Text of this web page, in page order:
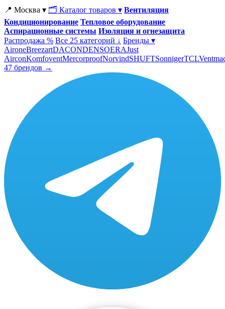
📍 Москва ▾ 🗂 Каталог товаров ▾ Вентиляция
Кондиционирование Тепловое оборудование
Аспирационные системы Изоляция и огнезащита
Распродажа % Все 25 категорий ↓ Бренды ▾
AironeBreezartDACONDENSOERAJust
AirconKomfoventMercorproofNorvindSHUFTSonnigerTCL
47 брендов →